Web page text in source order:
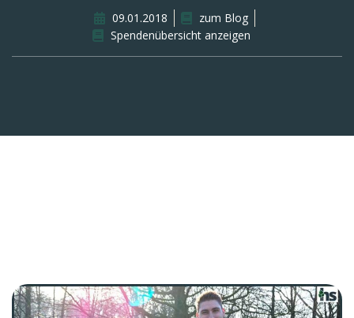
09.01.2018
zum Blog
Spendenübersicht anzeigen